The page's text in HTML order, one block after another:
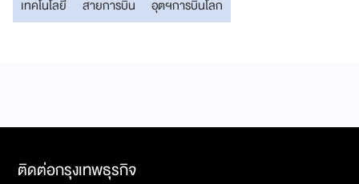
เทคโนโลยี สายการบิน อุตฯการบินโลก
ติดต่อกรุงเทพธุรกิจ